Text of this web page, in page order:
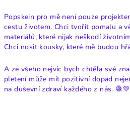
Popskein pro mě není pouze
cestu životem. Chci tvořit pomalu a
materiálů, které nijak neškodí
Chci nosit kousky, které mě budou
A ze všeho nejvíc bych chtěla své
pletení může mít pozitivní dopad
na duševní zdraví každého z nás.🧶💚